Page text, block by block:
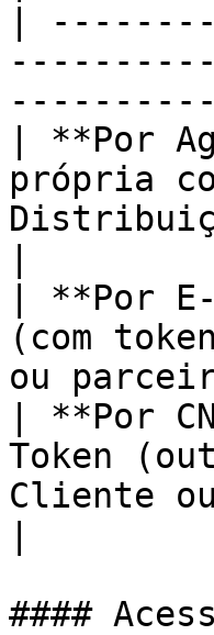
|
| **Por
própria
| **Por
(com
ou
| **Por
Token
Cliente
####